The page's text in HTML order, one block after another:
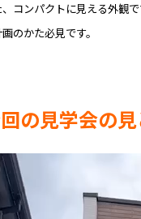
、コンパクトに見える外観
のかた必見です。
の見学会の見